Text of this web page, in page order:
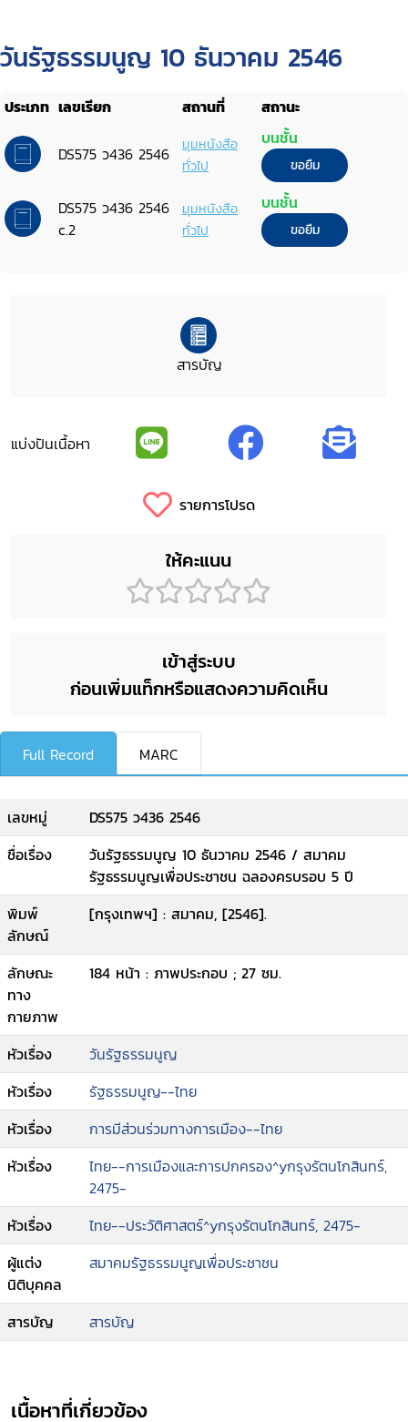
วันรัฐธรรมนูญ 10 ธันวาคม 2546
ประเภท เลขเรียก สถานที่ สถานะ
DS575 ว436 2546
มุมหนังสือ
ทั่วไป
บนชั้น
ขอยืม
DS575 ว436 2546
c.2
มุมหนังสือ
ทั่วไป
บนชั้น
ขอยืม
สารบัญ
แบ่งปันเนื้อหา
รายการโปรด
ให้คะแนน
เข้าสู่ระบบ
ก่อนเพิ่มแท็กหรือแสดงความคิดเห็น
Full Record MARC
เลขหมู่
DS575 ว436 2546
ชื่อเรื่อง
วันรัฐธรรมนูญ 10 ธันวาคม 2546 / สมาคม
รัฐธรรมนูญเพื่อประชาชน ฉลองครบรอบ 5 ปี
พิมพ์
ลักษณ์
[กรุงเทพฯ] : สมาคม, [2546].
ลักษณะ
ทาง
กายภาพ
184 หน้า : ภาพประกอบ ; 27 ซม.
หัวเรื่อง
วันรัฐธรรมนูญ
หัวเรื่อง
รัฐธรรมนูญ--ไทย
หัวเรื่อง
การมีส่วนร่วมทางการเมือง--ไทย
หัวเรื่อง
ไทย--การเมืองและการปกครอง^yกรุงรัตนโกสินทร์,
2475-
หัวเรื่อง
ไทย--ประวัติศาสตร์^yกรุงรัตนโกสินทร์, 2475-
ผู้แต่ง
นิติบุคคล
สมาคมรัฐธรรมนูญเพื่อประชาชน
สารบัญ สารบัญ
เนื้อหาที่เกี่ยวข้อง